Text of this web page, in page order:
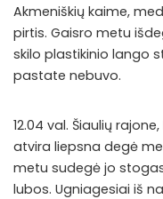
Akmeniškių kaime,
pirtis. Gaisro metu
skilo plastikinio lango
pastate nebuvo.
12.04 val. Šiaulių
atvira liepsna degė
metu sudegė jo
lubos. Ugniagesiai iš